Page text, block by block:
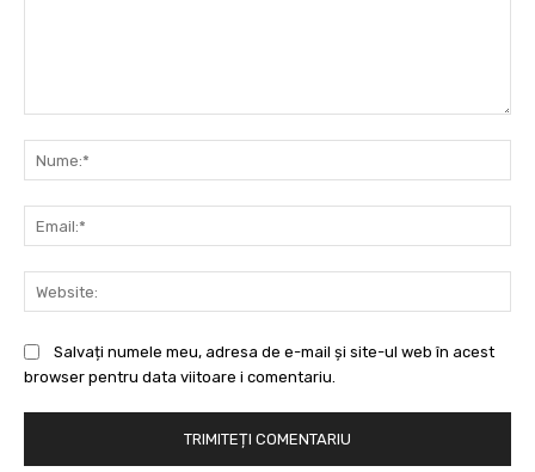
Salvați numele meu, adresa de e-mail și site-ul web în acest
browser pentru data viitoare i comentariu.